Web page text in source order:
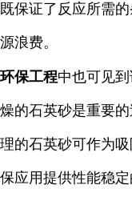
既保证了反应所需
源浪费。
环保工程中也可见
燥的石英砂是重要
理的石英砂可作为
保应用提供性能稳